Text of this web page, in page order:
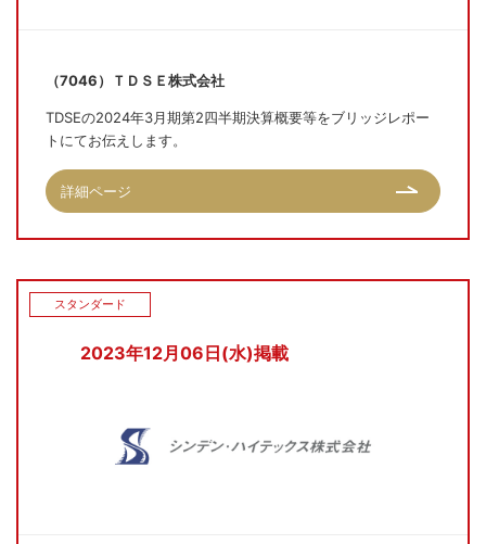
（7046）ＴＤＳＥ株式会社
TDSEの2024年3月期第2四半期決算概要等をブリッジレポー
トにてお伝えします。
詳細ページ
2023年12月06日(水)掲載
スタンダード